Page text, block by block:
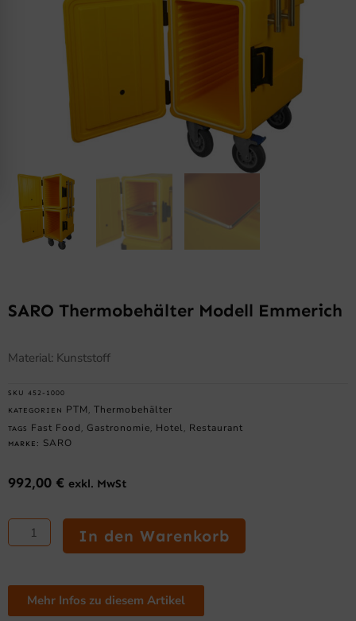
SARO Thermobehälter Modell Emmerich
Material: Kunststoff
SKU 452-1000
KATEGORIEN PTM Thermobehälter
TAGS Fast Food Gastronomie Hotel Restaurant
MARKE: SARO
992,00 € exkl. MwSt
SARO
Thermobehälter
Modell
Menge
In den Warenkorb
Mehr Infos zu diesem Artikel